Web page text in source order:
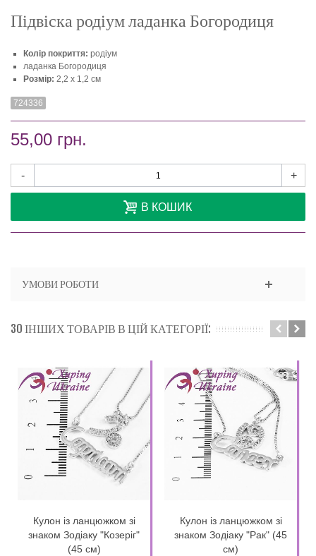
Підвіска родіум ладанка Богородиця
Колір покриття: родіум
ладанка Богородиця
Розмір: 2,2 х 1,2 см
724336
55,00 грн.
- +
В КОШИК
УМОВИ РОБОТИ
30 ІНШИХ ТОВАРІВ В ЦІЙ КАТЕГОРІЇ:
Кулон із ланцюжком зі
знаком Зодіаку "Козеріг"
(45 см)
Кулон із ланцюжком зі
знаком Зодіаку "Рак" (45
см)